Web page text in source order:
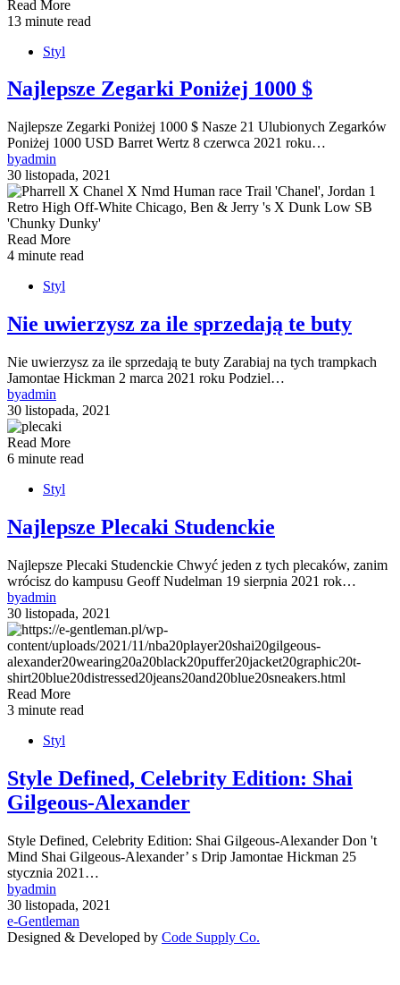
Read More
13 minute read
Styl
Najlepsze Zegarki Poniżej 1000 $
Najlepsze Zegarki Poniżej 1000 $ Nasze 21 Ulubionych Zegarków
Poniżej 1000 USD Barret Wertz 8 czerwca 2021 roku…
byadmin
30 listopada, 2021
Read More
4 minute read
Styl
Nie uwierzysz za ile sprzedają te buty
Nie uwierzysz za ile sprzedają te buty Zarabiaj na tych trampkach
Jamontae Hickman 2 marca 2021 roku Podziel…
byadmin
30 listopada, 2021
Read More
6 minute read
Styl
Najlepsze Plecaki Studenckie
Najlepsze Plecaki Studenckie Chwyć jeden z tych plecaków, zanim
wrócisz do kampusu Geoff Nudelman 19 sierpnia 2021 rok…
byadmin
30 listopada, 2021
Read More
3 minute read
Styl
Style Defined, Celebrity Edition: Shai
Gilgeous-Alexander
Style Defined, Celebrity Edition: Shai Gilgeous-Alexander Don 't
Mind Shai Gilgeous-Alexander’ s Drip Jamontae Hickman 25
stycznia 2021…
byadmin
30 listopada, 2021
e-Gentleman
Designed & Developed by Code Supply Co.